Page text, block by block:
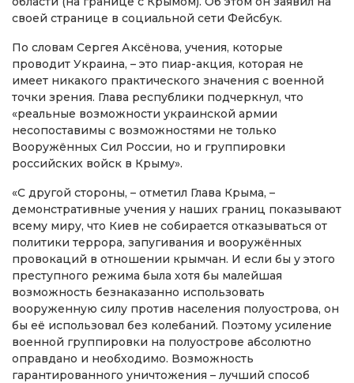
своей странице в социальной сети Фейсбук.
По словам Сергея Аксёнова, учения, которые
проводит Украина, – это пиар-акция, которая не
имеет никакого практического значения с военной
точки зрения. Глава республики подчеркнул, что
«реальные возможности украинской армии
несопоставимы с возможностями не только
Вооружённых Сил России, но и группировки
российских войск в Крыму».
«С другой стороны, – отметил Глава Крыма, –
демонстративные учения у наших границ показывают
всему миру, что Киев не собирается отказываться от
политики террора, запугивания и вооружённых
провокаций в отношении крымчан. И если бы у этого
преступного режима была хотя бы малейшая
возможность безнаказанно использовать
вооруженную силу против населения полуострова, он
бы её использовал без колебаний. Поэтому усиление
военной группировки на полуострове абсолютно
оправдано и необходимо. Возможность
гарантированного уничтожения – лучший способ